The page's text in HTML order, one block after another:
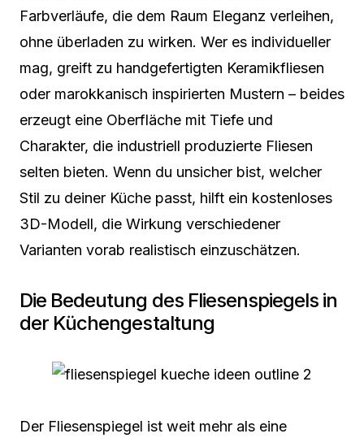
Farbverläufe, die dem Raum Eleganz verleihen,
ohne überladen zu wirken. Wer es individueller
mag, greift zu handgefertigten Keramikfliesen
oder marokkanisch inspirierten Mustern – beides
erzeugt eine Oberfläche mit Tiefe und
Charakter, die industriell produzierte Fliesen
selten bieten. Wenn du unsicher bist, welcher
Stil zu deiner Küche passt, hilft ein kostenloses
3D-Modell, die Wirkung verschiedener
Varianten vorab realistisch einzuschätzen.
Die Bedeutung des Fliesenspiegels in
der Küchengestaltung
Der Fliesenspiegel ist weit mehr als eine